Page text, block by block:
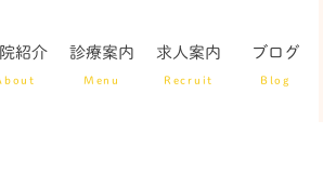
紹介 診療案内
Menu
求人案内
Recruit
ブログ
Blog